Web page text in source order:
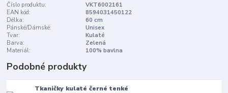
Číslo produktu:
VKT6002161
EAN kód:
8594031450122
Délka:
60 cm
Pánské/Dámské:
Unisex
Tvar:
Kulaté
Barva:
Zelená
Materiál:
100% bavlna
Podobné produkty
Tkaničky kulaté černé tenké